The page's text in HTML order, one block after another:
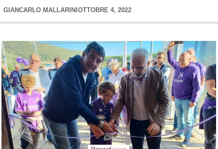
GIANCARLO MALLARINI OTTOBRE 4, 2022